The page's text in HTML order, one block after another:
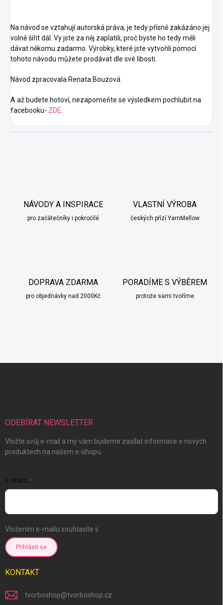
Na návod se vztahují autorská práva, je tedy přísně zakázáno jej
volně šířit dál. Vy jste za něj zaplatili, proč byste ho tedy měli
dávat někomu zadarmo. Výrobky, které jste vytvořili pomocí
tohoto návodu můžete prodávat dle své libosti.
Návod zpracovala Renata Bouzová
A až budete hotoví, nezapomeňte se výsledkem pochlubit na
facebooku- ZDE
NÁVODY A INSPIRACE
pro začátečníky i pokročilé
VLASTNÍ VÝROBA
českých přízí YarnMellow
DOPRAVA ZDARMA
pro objednávky nad 2000Kč
PORADÍME S VÝBĚREM
protože sami tvoříme
ODEBÍRAT NEWSLETTER
Vložte svůj e-mail a my vám budeme zasílat informace o nových
produktech na našem e-shopu.
E-MAIL
Vložením e-mailu souhlasíte s
Přihlásit se
KONTAKT
tvorboshop@tvorboshop.cz